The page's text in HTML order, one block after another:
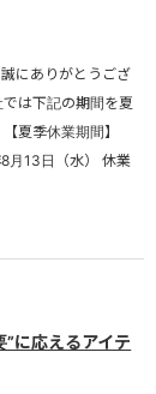
にありがとうござ
は下記の期間を夏
夏季休業期間】
月13日（水） 休業
に応えるアイテ